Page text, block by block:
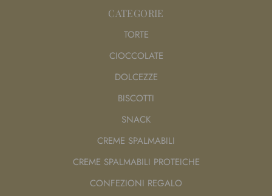
CATEGORIE
TORTE
CIOCCOLATE
DOLCEZZE
BISCOTTI
SNACK
CREME SPALMABILI
CREME SPALMABILI PROTEICHE
CONFEZIONI REGALO